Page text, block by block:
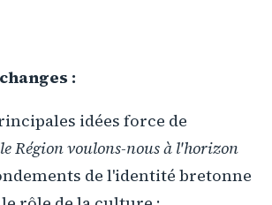
:
idées force de
Région voulons-nous à l'horizon
de l'identité bretonne